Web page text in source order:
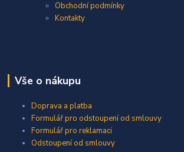
Obchodní podmínky
Kontakty
Vše o nákupu
Doprava a platba
Formulář pro odstoupení od smlouvy
Formulář pro reklamaci
Odstoupení od smlouvy